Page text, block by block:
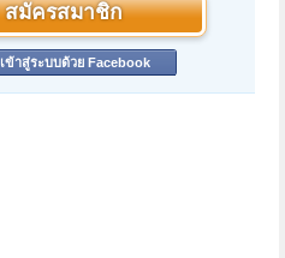
สมัครสมาชิก
เข้าสู่ระบบด้วย Facebook